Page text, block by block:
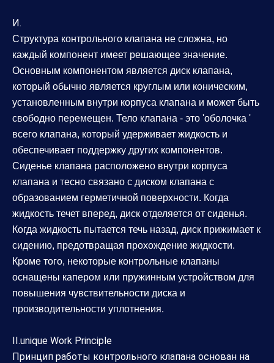
И.
Структура контрольного клапана не сложна, но
каждый компонент имеет решающее значение.
Основным компонентом является диск клапана,
который обычно является круглым или коническим,
установленным внутри корпуса клапана и может быть
свободно перемещен. Тело клапана - это 'оболочка '
всего клапана, который удерживает жидкость и
обеспечивает поддержку других компонентов.
Сиденье клапана расположено внутри корпуса
клапана и тесно связано с диском клапана с
образованием герметичной поверхности. Когда
жидкость течет вперед, диск отделяется от сиденья.
Когда жидкость пытается течь назад, диск прижимает к
сидению, предотвращая прохождение жидкости.
Кроме того, некоторые контрольные клапаны
оснащены капером или пружинным устройством для
повышения чувствительности диска и
производительности уплотнения.
II.unique Work Principle
Принцип работы контрольного клапана основан на